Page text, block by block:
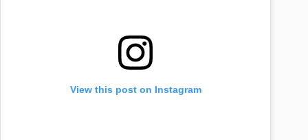
View this post on Instagram